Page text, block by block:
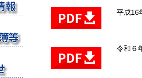
平成16
令和６